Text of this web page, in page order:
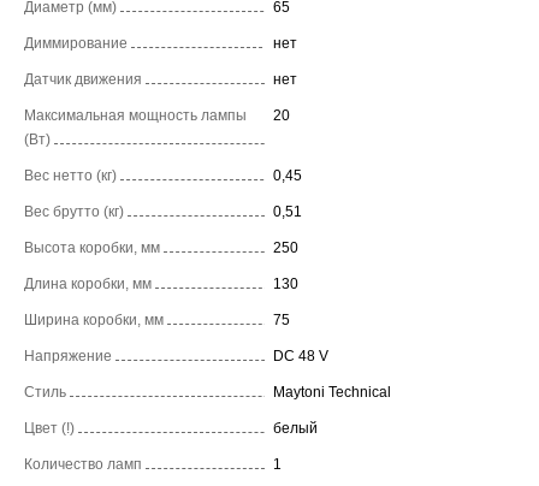
Диаметр (мм) 65
Диммирование нет
Датчик движения нет
Максимальная мощность лампы
(Вт)
20
Вес нетто (кг) 0,45
Вес брутто (кг) 0,51
Высота коробки, мм 250
Длина коробки, мм 130
Ширина коробки, мм 75
Напряжение DC 48 V
Стиль Maytoni Technical
Цвет (!) белый
Количество ламп 1